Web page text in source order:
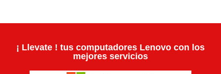
¡ Llevate ! tus computadores Lenovo con los
mejores servicios